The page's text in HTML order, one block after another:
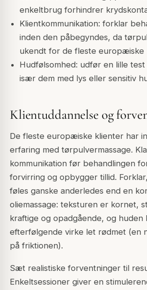
enkeltbrug forhindrer
Klientkommunikation: forklar
inden den påbegyndes, da
ukendt for de fleste europæiske
Hudfølsomhed: udfør en lille
især dem med lys eller sensitiv
Klientuddannelse og
De fleste europæiske klienter har
erfaring med tørpulvermassage.
kommunikation før behandlingen
forvirring og opbygger tillid.
føles ganske anderledes end en
oliemassage: teksturen er kornet,
kraftige og opadgående, og huden
efterfølgende virke let rødmet (en
på friktionen).
Sæt realistiske forventninger til
Enkeltsessioner giver en